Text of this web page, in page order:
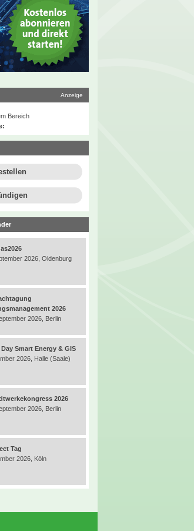
Anzeige
Bereich
2026, Oldenburg
2026
2026, Berlin
Smart Energy & GIS
2026, Halle (Saale)
2026
2026, Berlin
Tag
2026, Köln